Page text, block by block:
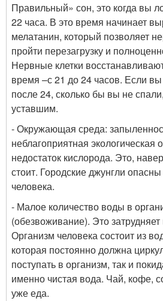
Правильный» сон, это когда вы
22 часа. В это время начинает
мелатанин, который позволяет
пройти перезагрузку и
Нервные клетки
время –с 21 до 24 часов. Если
после 24, сколько бы вы не
уставшим.
- Окружающая среда:
неблагоприятная экологическая
недостаток кислорода. Это,
стоит. Городские джунгли
человека.
- Малое количество воды в
(обезвоживание). Это
Организм человека состоит из
которая постоянно должна
поступать в организм, так и
именно чистая вода. Чай, кофе,
уже еда.